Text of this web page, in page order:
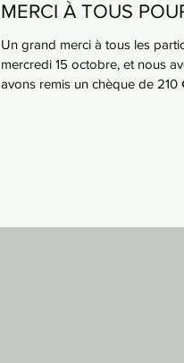
MERCI À TOUS
Un grand merci à tous les
mercredi 15 octobre, et nous
avons remis un chèque de 210